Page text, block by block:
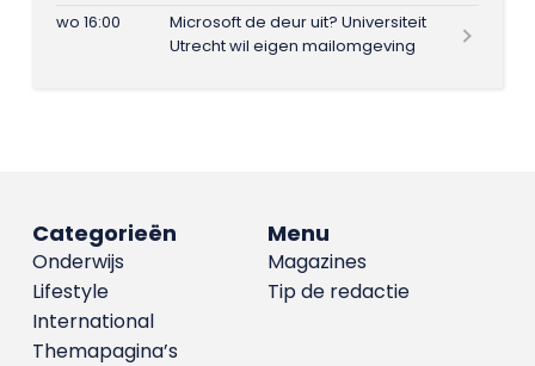
wo 16:00
Microsoft de deur uit? Universiteit
Utrecht wil eigen mailomgeving
Menu
Magazines
Tip de redactie
Categorieën
Onderwijs
Lifestyle
International
Themapagina’s